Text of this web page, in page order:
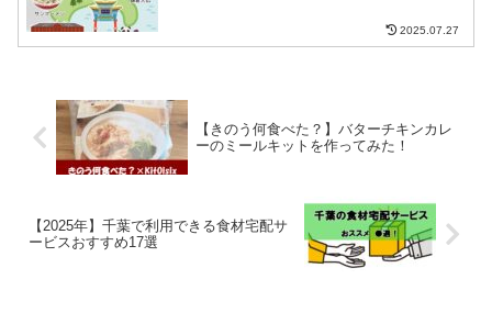
2025.07.27
【きのう何食べた？】バターチキンカレ
ーのミールキットを作ってみた！
【2025年】千葉で利用できる食材宅配サ
ービスおすすめ17選